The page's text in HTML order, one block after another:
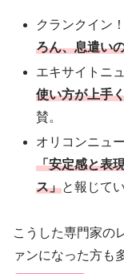
クランクイン
ろん、息遣い
エキサイトニ
使い方が上手
賛。
オリコンニュ
「安定感と表
ス」と報じて
こうした専門家の
ァンになった方も